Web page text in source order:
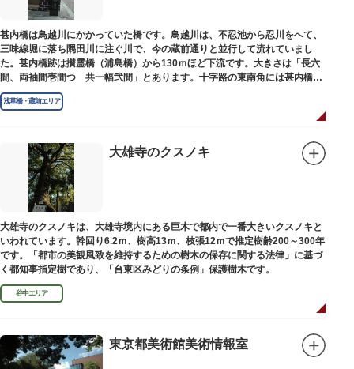
甚内橋は鳥越川にかかっていた橋です。鳥越川は、不忍池から忍川をへて、
三味線堀に落ち隅田川に注ぐ川で、今の蔵前通りと並行して流れていまし
た。甚内橋跡は攅霊橋（浦島橋）から130ｍほど下流です。大きさは「長六
間、両袖間壱間つゞ共一幅弐間」とあります。十字路の東南角には甚内橋跡
の石碑があります。
浅草橋・蔵前エリア
大雄寺のクスノキ
大雄寺のクスノキは、大雄寺境内にある巨木で都内で一番大きいクスノキと
いわれています。幹回り6.2ｍ、樹高13ｍ、枝張12ｍで推定樹齢200～300年
です。「都市の美観風致を維持するための樹木の保存に関する法律」に基づ
く都知事指定樹であり、「台東区みどりの条例」保護樹木です。
谷中エリア
東京都美術館美術情報室